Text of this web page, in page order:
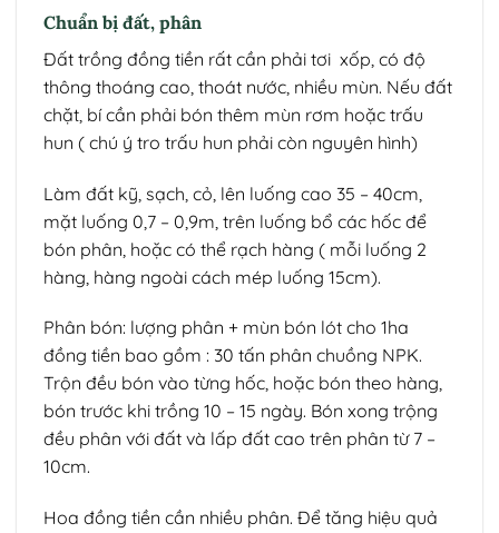
Chuẩn bị đất, phân
Đất trồng đồng tiền rất cần phải tơi xốp, có độ
thông thoáng cao, thoát nước, nhiều mùn. Nếu đất
chặt, bí cần phải bón thêm mùn rơm hoặc trấu
hun ( chú ý tro trấu hun phải còn nguyên hình)
Làm đất kỹ, sạch, cỏ, lên luống cao 35 – 40cm,
mặt luống 0,7 – 0,9m, trên luống bổ các hốc để
bón phân, hoặc có thể rạch hàng ( mỗi luống 2
hàng, hàng ngoài cách mép luống 15cm).
Phân bón: lượng phân + mùn bón lót cho 1ha
đồng tiền bao gồm : 30 tấn phân chuồng NPK.
Trộn đều bón vào từng hốc, hoặc bón theo hàng,
bón trước khi trồng 10 – 15 ngày. Bón xong trộng
đều phân với đất và lấp đất cao trên phân từ 7 –
10cm.
Hoa đồng tiền cần nhiều phân. Để tăng hiệu quả